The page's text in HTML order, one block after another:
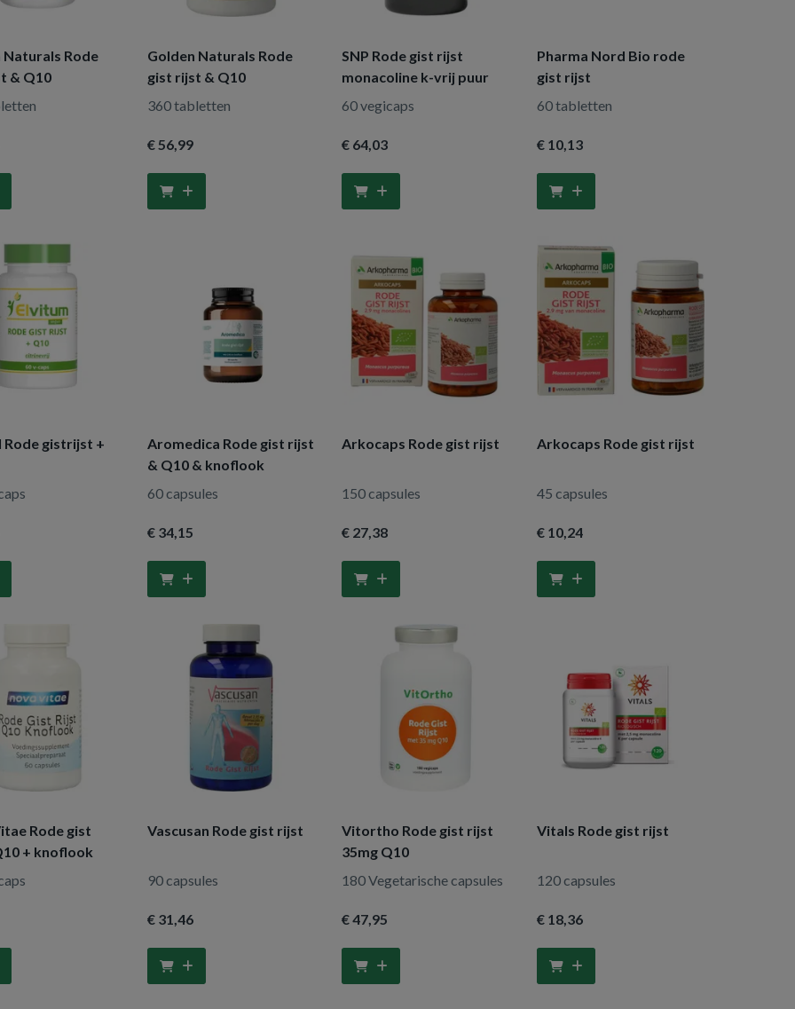
Naturals Rode
& Q10
Golden Naturals Rode
gist rijst & Q10
360 tabletten
€ 56,99
SNP Rode gist rijst
monacoline k-vrij puur
60 vegicaps
€ 64,03
Pharma Nord Bio rode
gist rijst
60 tabletten
€ 10,13
Rode gistrijst +
Aromedica Rode gist rijst
& Q10 & knoflook
60 capsules
€ 34,15
Arkocaps Rode gist rijst
150 capsules
€ 27 ,38
Arkocaps Rode gist rijst
45 capsules
€ 10,24
Rode gist
+ knoflook
Vascusan Rode gist rijst
90 capsules
€ 31,46
Vitortho Rode gist rijst
35mg Q10
180 Vegetarische capsules
€ 47,95
Vitals Rode gist rijst
120 capsules
€ 18,36